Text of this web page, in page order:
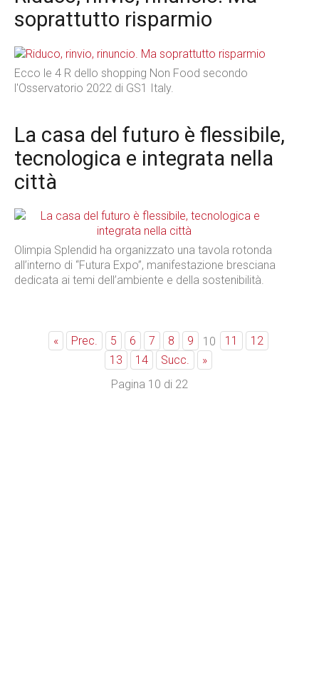
soprattutto risparmio
Ecco le 4 R dello shopping Non Food secondo
l'Osservatorio 2022 di GS1 Italy.
La casa del futuro è flessibile,
tecnologica e integrata nella
città
Olimpia Splendid ha organizzato una tavola rotonda
all’interno di “Futura Expo”, manifestazione bresciana
dedicata ai temi dell’ambiente e della sostenibilità.
« Prec. 5 6 7 8 9 10 11
12
13
14 Succ.
»
Pagina 10 di 22